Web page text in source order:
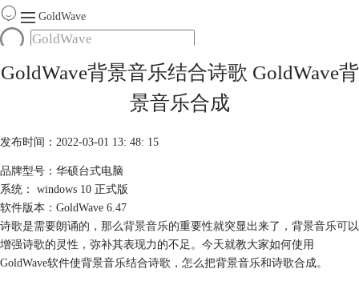
GoldWave
产品
购买
GoldWave背景音乐结合诗歌 GoldWave背
景音乐合成
发布时间：2022-03-01 13: 48: 15
品牌型号：华硕台式电脑
系统： windows 10 正式版
软件版本：GoldWave 6.47
诗歌是需要朗诵的，那么背景音乐的重要性就突显出来了，背景音乐可以
增强诗歌的灵性，弥补其表现力的不足。今天就教大家如何使用
GoldWave软件使背景音乐结合诗歌，怎么把背景音乐和诗歌合成。